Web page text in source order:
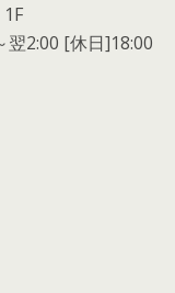
翌2:00 [休日]18:00